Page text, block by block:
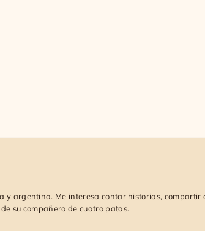
y argentina. Me interesa contar historias,
su compañero de cuatro patas.